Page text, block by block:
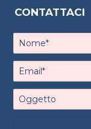
CONTATTACI